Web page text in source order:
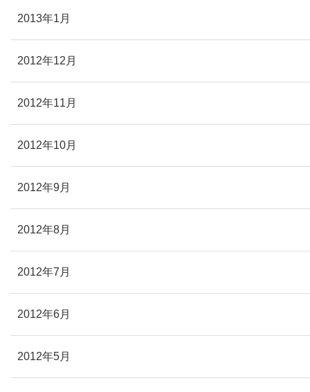
2013年1月
2012年12月
2012年11月
2012年10月
2012年9月
2012年8月
2012年7月
2012年6月
2012年5月